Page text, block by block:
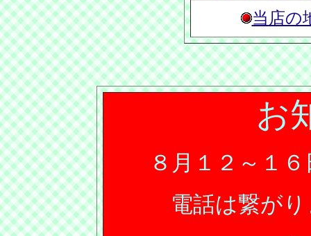
当店の
お
８月１２～１
電話は繋が